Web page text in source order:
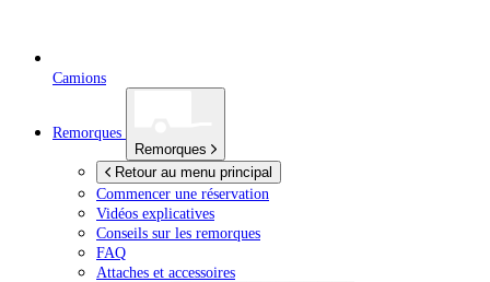
Camions
Remorques
Remorques
Retour au menu principal
Commencer une réservation
Vidéos explicatives
Conseils sur les remorques
FAQ
Attaches et accessoires